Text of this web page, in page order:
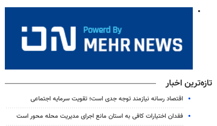
تازه‌ترین اخبار
اقتصاد رسانه نیازمند توجه جدی است؛ تقویت سرمایه اجتماعی
فقدان اختیارات کافی به استان مانع اجرای مدیریت محله محور است